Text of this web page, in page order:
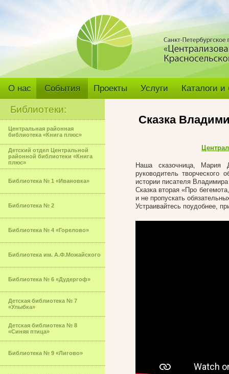
О нас События Проекты Услуги Каталоги
Библиотеки:
Центральная районная
библиотека «Книга плюс»
Детский отдел Центральной
районной библиотеки «Книга
плюс»
Библиотека № 1 «Ивановка»
Библиотека № 2
Библиотека № 4 «Горелово»
Библиотека им. А.Ф.Можайского
Библиотека № 6 «Дудергоф»
Детская библиотека № 7
«Улыбка»
Детская библиотека № 8
«Синяя птица»
Библиотека № 9 «Лигово»
Сказка
Наша сказочница, Мария
руководитель
истории писателя
Сказка вторая «Про
и не пропускать
Устраивайтесь поудобнее,